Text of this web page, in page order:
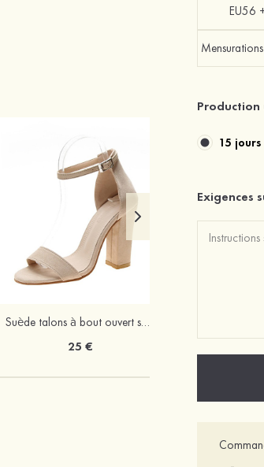
Suède talons à bout ouvert sandales talon bottier chaussures pour les soirées
25 €
EU56
15 jours
Exigences